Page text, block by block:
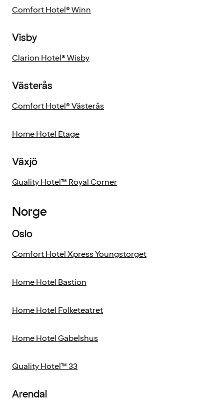
Comfort Hotel® Winn
Visby
Clarion Hotel® Wisby
Västerås
Comfort Hotel® Västerås
Home Hotel Etage
Växjö
Quality Hotel™ Royal Corner
Norge
Oslo
Comfort Hotel Xpress Youngstorget
Home Hotel Bastion
Home Hotel Folketeatret
Home Hotel Gabelshus
Quality Hotel™ 33
Arendal